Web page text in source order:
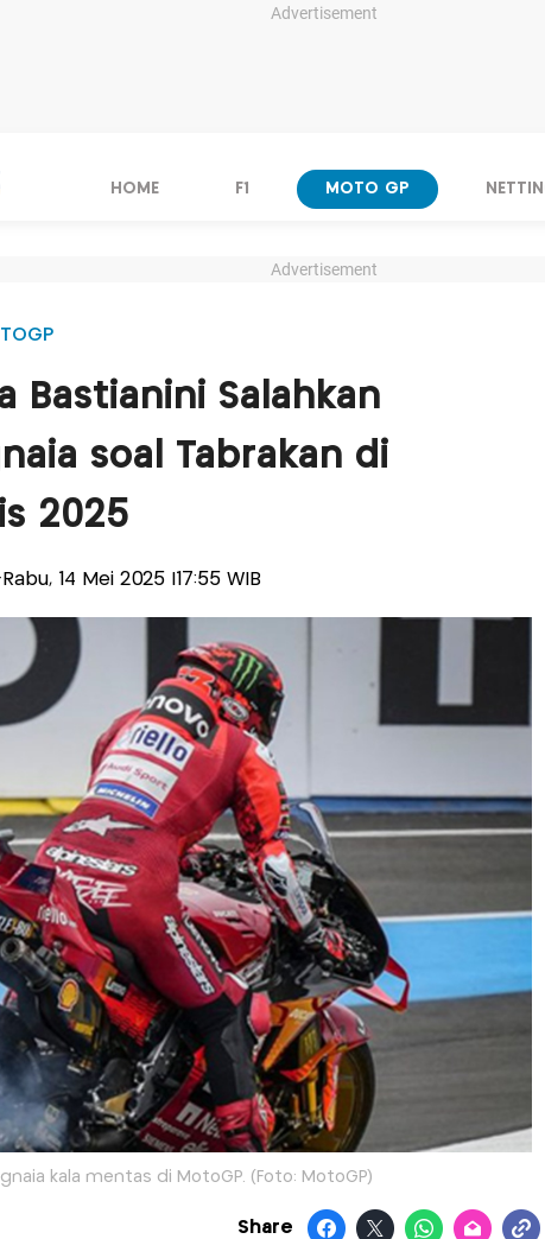
Advertisement
HOME F1 MOTO GP
Advertisement
Bastianini Salahkan
soal Tabrakan di
2025
14 Mei 2025 |17:55 WIB
kala mentas di MotoGP. (Foto: MotoGP)
Share